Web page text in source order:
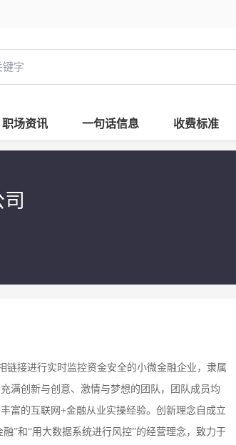
职场资讯 一句话信息 收费标准
链接进行实时监控资金安全的小微金融企业，隶属
满创新与创意、激情与梦想的团队，团队成员均
富的互联网+金融从业实操经验。创新理念自成立
”和“用大数据系统进行风控”的经营理念，致力于